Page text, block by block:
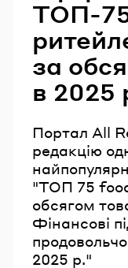
ТОП-
за
в 2025
Портал All
редакцію
"ТОП 75
обсягом
Фінансові
2025 р."